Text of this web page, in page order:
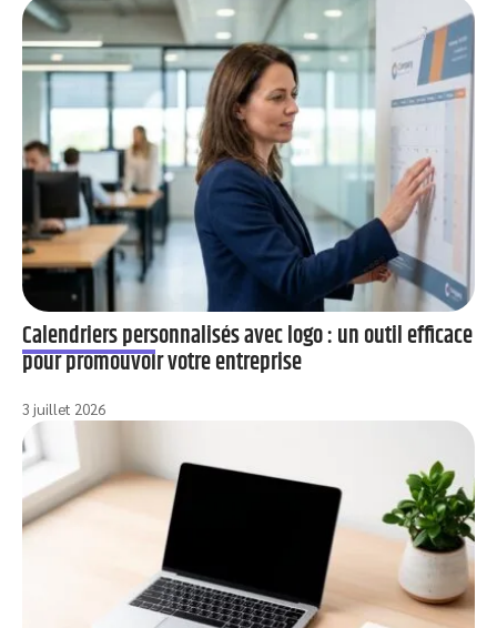
Calendriers personnalisés avec logo : un outil efficace
pour promouvoir votre entreprise
3 juillet 2026